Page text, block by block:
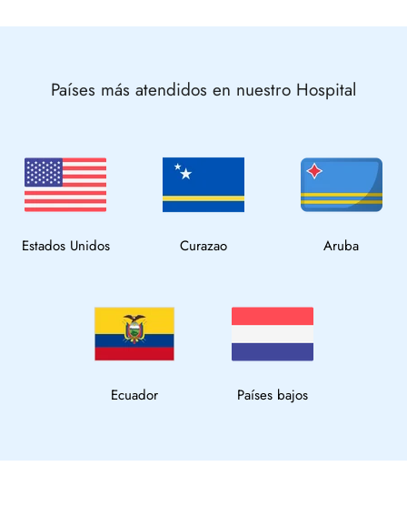
Países más atendidos en nuestro Hospital
Estados Unidos Curazao Aruba
Ecuador Países bajos